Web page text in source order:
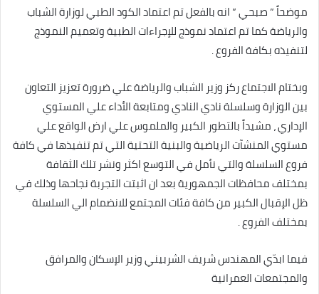
موضحاً ” صبحي ” انه بالفعل تم اعتماد الكود الطبي لوزارة الشباب
والرياضة كما تم اعتماد نموذج للإجراءات الطبية وتعميم النموذج
لتنفيذه بكافة الفروع .
وبختام الاجتماع ركز وزير الشباب والرياضة علي ضرورة تعزيز التعاون
بين الوزارة وسلسلة نادي النادي ومتابعة الأداء علي المستوي
الإداري ، مشيداً بالتطور الكبير والملموس علي ارض الواقع علي
مستوي المنشآت الرياضية والبنية التحتية التي تم تنفيذها في كافة
فروع السلسلة والتي نأمل في التوسع اكثر ونشر تلك الثقافة
بمختلف محافظات الجمهورية بعد ان اثبتت التجربة نجاحها وذلك في
ظل الإقبال الكبير من كافة فئات المجتمع للانضمام الي السلسلة
بمختلف الفروع .
فيما ابدّي المهندس شريف الشربيني وزير الإسكان والمرافق
والمجتمعات العمرانية